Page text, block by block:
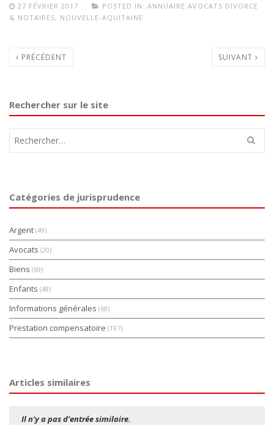
27 FÉVRIER 2017 POSTED IN: ANNUAIRE AVOCATS DIVORCE
& NOTAIRES, NOUVELLE-AQUITAINE
PRÉCÉDENT SUIVANT
Rechercher sur le site
Catégories de jurisprudence
Argent (49)
Avocats (20)
Biens (69)
Enfants (48)
Informations générales (68)
Prestation compensatoire (197)
Articles similaires
Il n’y a pas d’entrée similaire.